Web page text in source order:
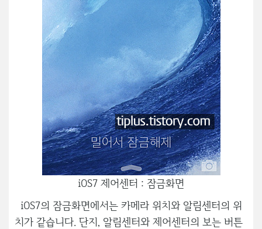
iOS7 제어센터 : 잠금화면
iOS7의 잠금화면에서는 카메라 위치와 알림센터의 위
치가 같습니다. 단지, 알림센터와 제어센터의 보는 버튼